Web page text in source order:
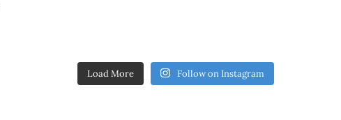
Load More Follow on Instagram